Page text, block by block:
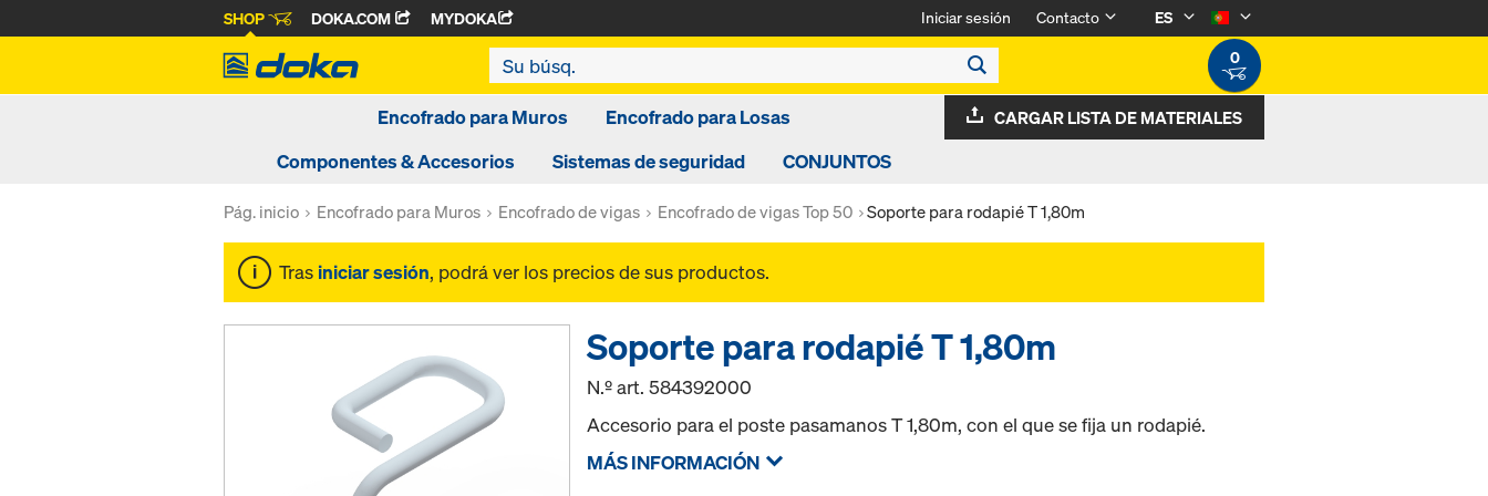
SHOP DOKA.COM MYDOKA Iniciar sesión Contacto
ES
0
Encofrado para Muros
Encofrado para Losas
Componentes & Accesorios
Sistemas de seguridad CONJUNTOS
CARGAR LISTA DE MATERIALES
Pág. inicio Encofrado para Muros Encofrado de vigas Encofrado de vigas Top 50 Soporte para rodapié T 1,80m
Tras iniciar sesión, podrá ver los precios de sus productos.
Soporte para rodapié T 1,80m
N.º art.584392000
Accesorio para el poste pasamanos T 1,80m, con el que se fija un rodapié.
MÁS INFORMACIÓN